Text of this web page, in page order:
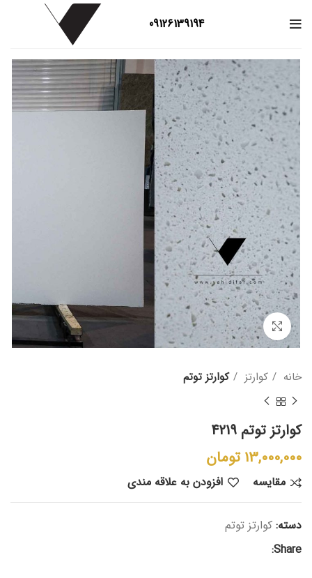
09126139194
بزرگنمایی تصویر
خانه کوارتز کوارتز توتم
کوارتز توتم 4219
13,000,000 تومان
مقایسه افزودن به علاقه مندی
دسته: کوارتز توتم
Share: